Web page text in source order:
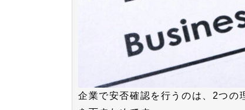
企業で安否確認を行うのは、2つの